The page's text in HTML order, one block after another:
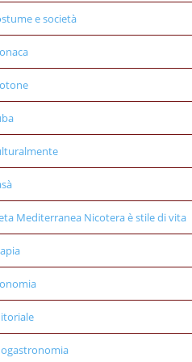
e società
Mediterranea Nicotera è stile di vita